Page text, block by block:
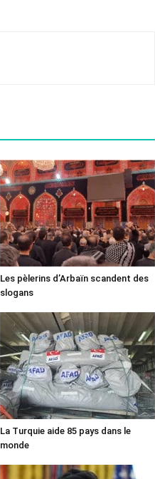
Les pèlerins d’Arbaïn scandent des
slogans
La Turquie aide 85 pays dans le
monde